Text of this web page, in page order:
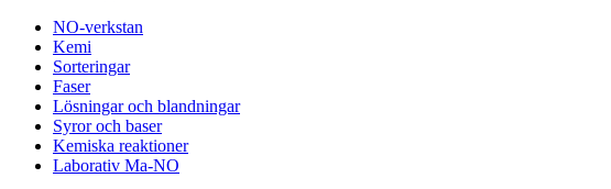
NO-verkstan
Kemi
Sorteringar
Faser
Lösningar och blandningar
Syror och baser
Kemiska reaktioner
Laborativ Ma-NO